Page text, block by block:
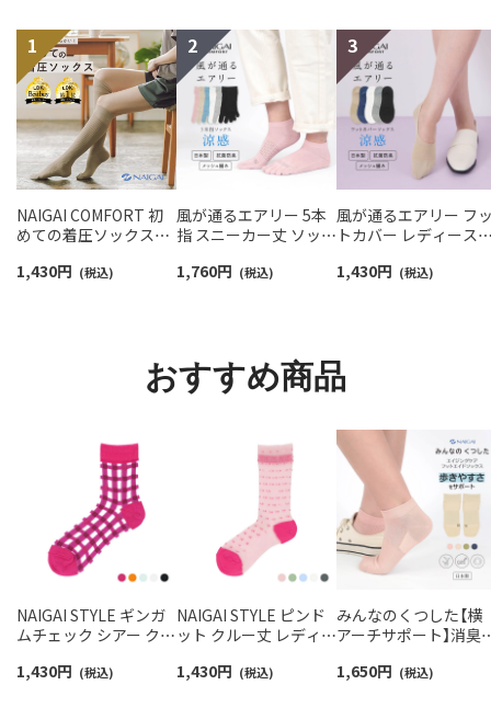
NAIGAI COMFORT 初
めての着圧ソックスハ
【365日最短翌日発送】
1,430円 (税込)
風が通るエアリー 5本
指 スニーカー丈 ソック
抗菌防臭 NAIGAI
1,760円 (税込)
風が通るエアリー フ
トカバー レディース
03022420
1,430円 (税込)
おすすめ商品
NAIGAI STYLE ギンガ
ムチェック シアー クル
ス 日本製 03097115
1,430円 (税込)
NAIGAI STYLE ピンド
ット クルー丈 レディー
03097119
1,430円 (税込)
みんなのくつした【横
アーチサポート】消臭
ト丈 エイジングケア
1,650円 (税込)